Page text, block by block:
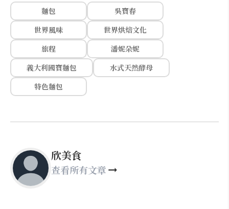
麵包
吳寶春
世界風味
世界烘焙文化
旅程
潘妮朵妮
義大利國寶麵包
水式天然酵母
特色麵包
欣美食
查看所有文章